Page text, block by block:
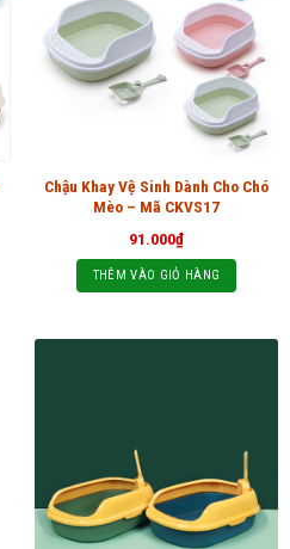
Chậu Khay Vệ Sinh Dành Cho Chó
Mèo – Mã CKVS17
91.000₫
THÊM VÀO GIỎ HÀNG